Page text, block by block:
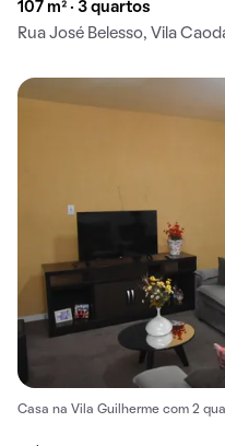
107 m² · 3 quartos
Rua José Belesso, Vila
Casa na Vila Guilherme com 2